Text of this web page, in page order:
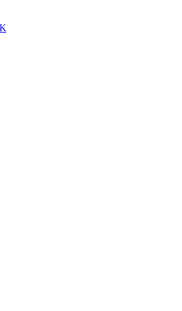
para primeira linha no cancro da
metastático em doentes não
PD-(L)1
mais potássio na alimentação
a hipertensão
de médicos dentistas reforça
de comparticipação reforçada
na Madeira